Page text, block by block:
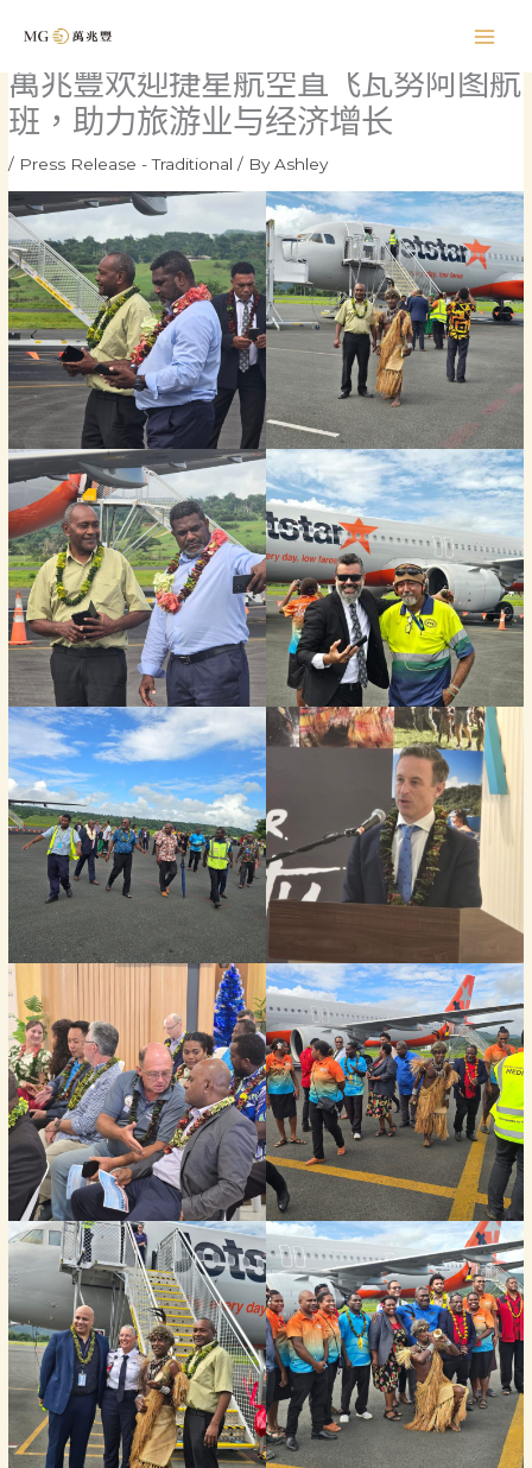
萬兆豐欢迎捷星航空直飞瓦努阿图航
班，助力旅游业与经济增长
/ Press Release - Traditional / ByAshley